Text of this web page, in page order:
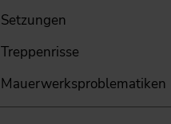
Setzungen
Treppenrisse
Mauerwerksproblematiken